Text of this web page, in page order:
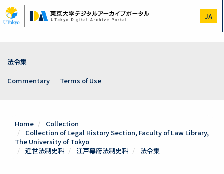
to
main
JA
法令集
Commentary
Terms of Use
Home
Collection
Collection of Legal History Section, Faculty of Law Library,
The University of Tokyo
近世法制史料
江戸幕府法制史料 法令集